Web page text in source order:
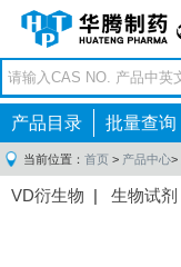
产品目录 批量查询
当前位置： 首页 > 产品中心>
VD衍生物 | 生物试剂